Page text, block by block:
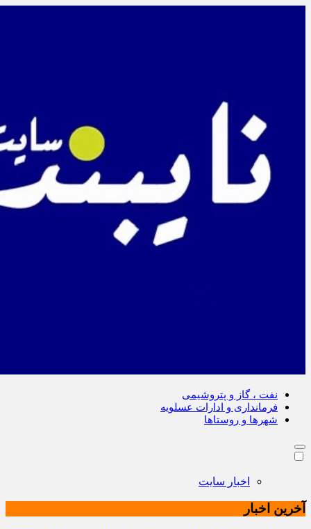
نفت ، گاز و پتروشیمی
فرمانداری و ادارات عسلویه
شهرها و روستاها
اخبار سایت
آخرین اخبار